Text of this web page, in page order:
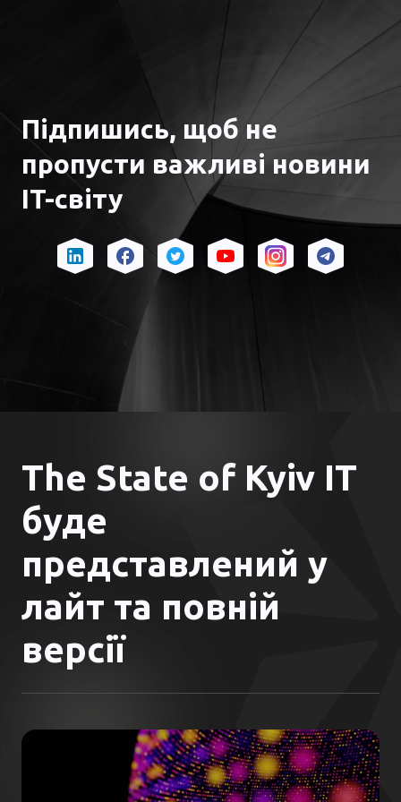
Підпишись, щоб не
пропусти важливі новини
IT-світу
The State of Kyiv IT
буде
представлений у
лайт та повній
версії